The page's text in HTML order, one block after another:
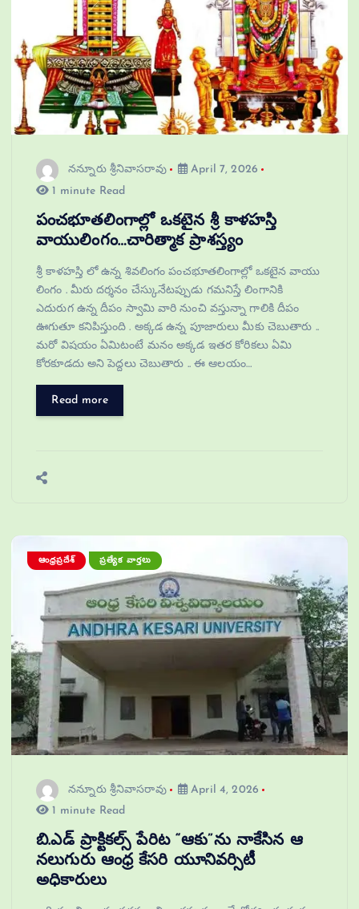
నన్నూరు శ్రీనివాసరావు
April 7, 2026
1 minute Read
పంచభూతలింగాల్లో ఒకటైన శ్రీ కాళహస్తి
వాయులింగం…చారిత్మాక ప్రాశస్త్యం
శ్రీ కాళహస్తి లో ఉన్న శివలింగం పంచభూతలింగాల్లో ఒకటైన వాయు
లింగం . మీరు దర్శనం చేస్కునేటప్పుడు గమనిస్తే లింగానికి
ఎదురుగ ఉన్న దీపం స్వామి వారి నుంచి వస్తున్నా గాలికి దీపం
ఊగుతూ కనిపిస్తుంది . అక్కడ ఉన్న పూజారులు మీకు చెబుతారు ..
మరో విషయం ఏమిటంటే మనం అక్కడ ఇతర కోరికలు ఏమి
కోరకూడదు అని పెద్దలు చెబుతారు .. ఈ ఆలయం…
Read more
ఆంధ్రప్రదేశ్ ప్రత్యేక వార్తలు
నన్నూరు శ్రీనివాసరావు
April 4, 2026
1 minute Read
బి.ఎడ్ ప్రాక్టికల్స్ పేరిట “ఆకు”ను నాకేసిన ఆ
నలుగురు ఆంధ్ర కేసరి యూనివర్సిటీ
అధికారులు